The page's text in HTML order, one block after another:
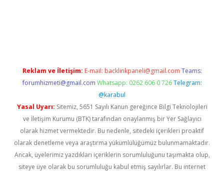
Reklam ve İletişim: E-mail: backlinkpaneli@gmail.com Teams:
forumhizmeti@gmail.com Whatsapp: 0262 606 0 726 Telegram:
@karabul
Yasal Uyarı: Sitemiz, 5651 Sayılı Kanun gereğince Bilgi Teknolojileri
ve İletişim Kurumu (BTK) tarafından onaylanmış bir Yer Sağlayıcı
olarak hizmet vermektedir. Bu nedenle, sitedeki içerikleri proaktif
olarak denetleme veya araştırma yükümlülüğümüz bulunmamaktadır.
Ancak, üyelerimiz yazdıkları içeriklerin sorumluluğunu taşımakta olup,
siteye üye olarak bu sorumluluğu kabul etmiş sayılırlar. Bu internet